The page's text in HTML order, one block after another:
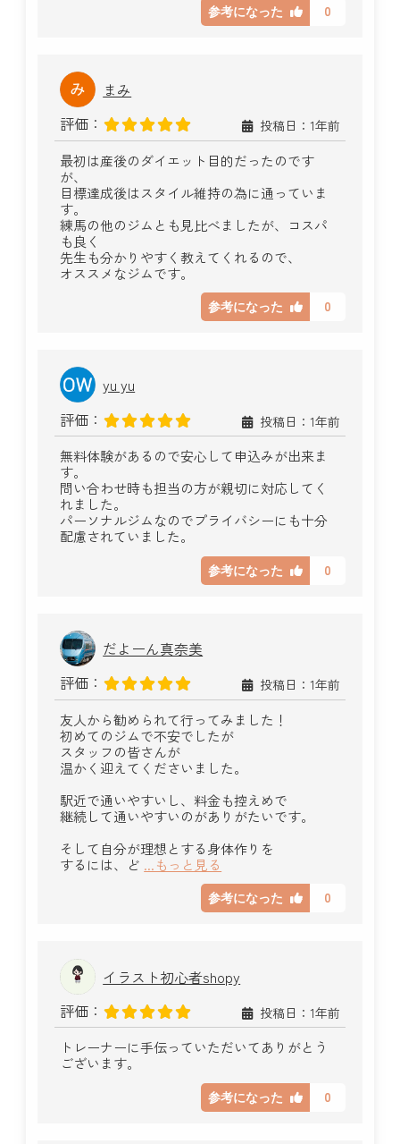
参考になった 0
まみ
評価：
投稿日：1年前
最初は産後のダイエット目的だったのです
が、
目標達成後はスタイル維持の為に通っていま
す。
練馬の他のジムとも見比べましたが、コスパ
も良く
先生も分かりやすく教えてくれるので、
オススメなジムです。
参考になった 0
yu yu
評価：
投稿日：1年前
無料体験があるので安心して申込みが出来ま
す。
問い合わせ時も担当の方が親切に対応してく
れました。
パーソナルジムなのでプライバシーにも十分
配慮されていました。
参考になった 0
だよーん真奈美
評価：
投稿日：1年前
友人から勧められて行ってみました！
初めてのジムで不安でしたが
スタッフの皆さんが
温かく迎えてくださいました。
駅近で通いやすいし、料金も控えめで
継続して通いやすいのがありがたいです。
そして自分が理想とする身体作りを
するには、ど ...もっと見る
参考になった 0
イラスト初心者shopy
評価：
投稿日：1年前
トレーナーに手伝っていただいてありがとう
ございます。
参考になった 0